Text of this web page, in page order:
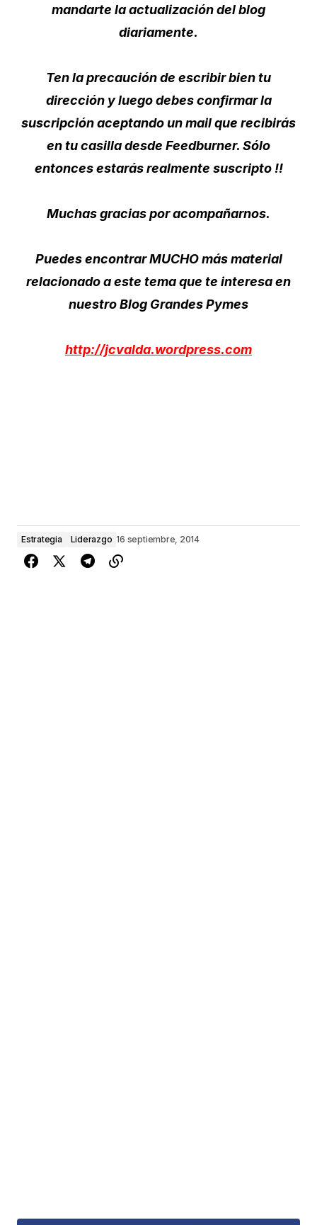
mandarte la actualización del blog
diariamente.
Ten la precaución de escribir bien tu
dirección y luego debes confirmar la
suscripción aceptando un mail que recibirás
en tu casilla desde Feedburner. Sólo
entonces estarás realmente suscripto !!
Muchas gracias por acompañarnos.
Puedes encontrar MUCHO más material
relacionado a este tema que te interesa en
nuestro Blog Grandes Pymes
http://jcvalda.wordpress.com
Estrategia Liderazgo 16 septiembre, 2014